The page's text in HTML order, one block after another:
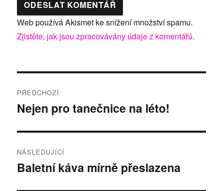
Web používá Akismet ke snížení množství spamu.
Zjistěte, jak jsou zpracovávány údaje z komentářů.
pro
PŘEDCHOZÍ
Předchozí
Nejen pro tanečnice na léto!
NÁSLEDUJÍCÍ
Následující
Baletní káva mírně přeslazena